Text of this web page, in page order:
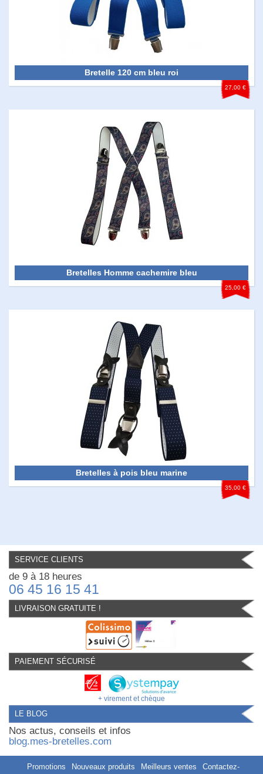
Bretelle 120 cm bleu roi
27,00 €
Bretelles Homme cachemire bleu
25,00 €
Bretelles à pois bleu marine
35,00 €
SERVICE CLIENTS
de 9 à 18 heures
06 45 16 15 41
LIVRAISON GRATUITE !
PAIEMENT SÉCURISÉ
+ virement et chèque
LE BLOG
Nos actus, conseils et infos
blog.mes-bretelles.com
Promotions Nouveaux produits Meilleurs ventes
Contactez-